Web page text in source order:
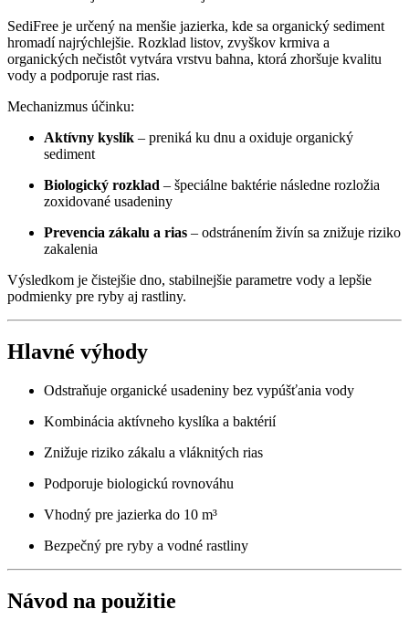
SediFree je určený na menšie jazierka, kde sa organický sediment
hromadí najrýchlejšie. Rozklad listov, zvyškov krmiva a
organických nečistôt vytvára vrstvu bahna, ktorá zhoršuje kvalitu
vody a podporuje rast rias.
Mechanizmus účinku:
Aktívny kyslík – preniká ku dnu a oxiduje organický
sediment
Biologický rozklad – špeciálne baktérie následne rozložia
zoxidované usadeniny
Prevencia zákalu a rias – odstránením živín sa znižuje riziko
zakalenia
Výsledkom je čistejšie dno, stabilnejšie parametre vody a lepšie
podmienky pre ryby aj rastliny.
Hlavné výhody
Odstraňuje organické usadeniny bez vypúšťania vody
Kombinácia aktívneho kyslíka a baktérií
Znižuje riziko zákalu a vláknitých rias
Podporuje biologickú rovnováhu
Vhodný pre jazierka do 10 m³
Bezpečný pre ryby a vodné rastliny
Návod na použitie